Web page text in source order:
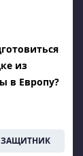
из
в Европу?